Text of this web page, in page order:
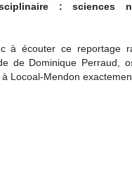
: sciences
à écouter ce reportage
de Dominique Perraud,
Locoal-Mendon